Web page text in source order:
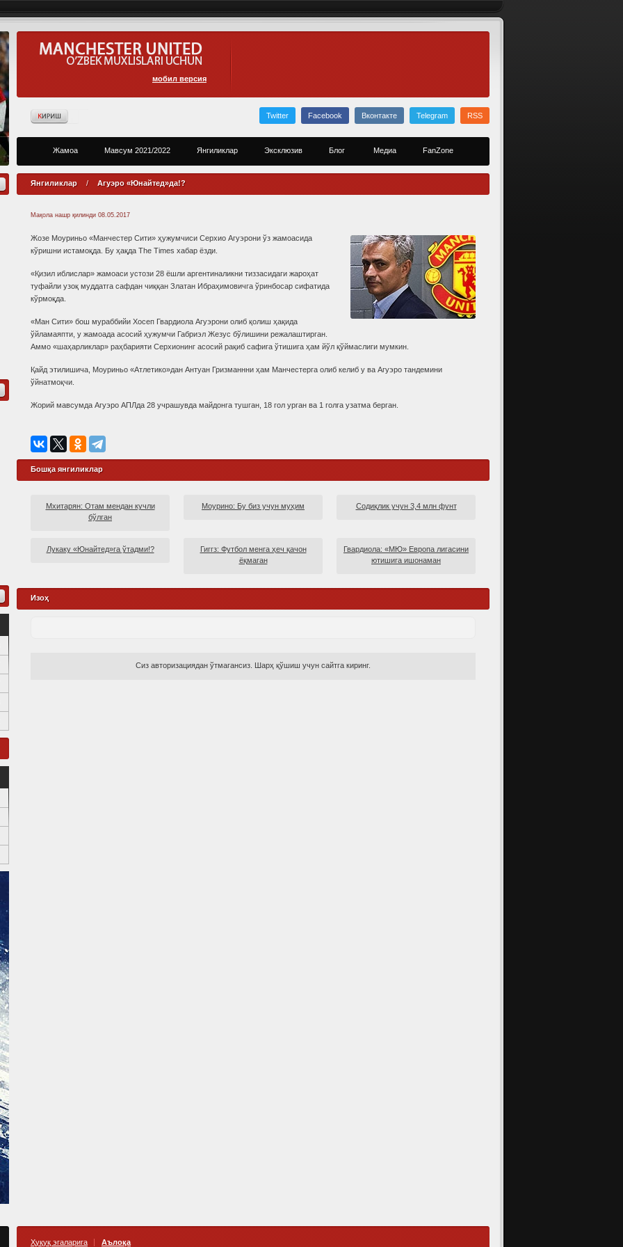
мобил версия
Twitter Facebook Вконтакте Telegram RSS
Жамоа Мавсум 2021/2022 Янгиликлар Эксклюзив Блог Медиа FanZone
Янгиликлар / Агуэро «Юнайтед»да!?
Мақола нашр қилинди 08.05.2017
Жозе Моуриньо «Манчестер Сити» ҳужумчиси Серхио Агуэрони ўз жамоасида
кўришни истамоқда. Бу ҳақда The Times хабар ёзди.
«Қизил иблислар» жамоаси устози 28 ёшли аргентиналикни тиззасидаги жароҳат
туфайли узоқ муддатга сафдан чиққан Златан Ибраҳимовичга ўринбосар сифатида
кўрмоқда.
«Ман Сити» бош мураббийи Хосеп Гвардиола Агуэрони олиб қолиш ҳақида
ўйламаяпти, у жамоада асосий ҳужумчи Габриэл Жезус бўлишини режалаштирган.
Аммо «шаҳарликлар» раҳбарияти Серхионинг асосий рақиб сафига ўтишига ҳам йўл қўймаслиги мумкин.
Қайд этилишича, Моуриньо «Атлетико»дан Антуан Гризманнни ҳам Манчестерга олиб келиб у ва Агуэро тандемини
ўйнатмоқчи.
Жорий мавсумда Агуэро АПЛда 28 учрашувда майдонга тушган, 18 гол урган ва 1 голга узатма берган.
Бошқа янгиликлар
Мхитарян: Отам мендан кучли
бўлган
Моурино: Бу биз учун муҳим Содиқлик учун 3,4 млн фунт
Лукаку «Юнайтед»га ўтадми!?
Гиггз: Футбол менга ҳеч қачон
ёқмаган
Гвардиола: «МЮ» Европа лигасини
ютишига ишонаман
Изоҳ
Сиз авторизациядан ўтмагансиз. Шарҳ қўшиш учун сайтга киринг.
Ҳуқуқ эгаларига Аълоқа